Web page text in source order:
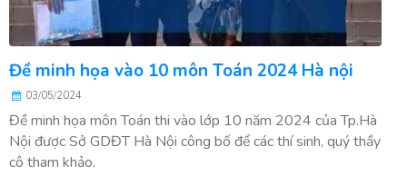
Đề minh họa vào 10 môn Toán 2024 Hà nội
03/05/2024
Đề minh họa môn Toán thi vào lớp 10 năm 2024 của Tp.Hà
Nội được Sở GDĐT Hà Nội công bố để các thí sinh, quý thầy
cô tham khảo.